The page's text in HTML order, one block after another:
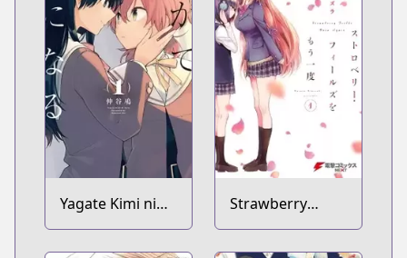
Yagate Kimi ni
Naru
Strawberry
Fields wo Mou
Ichido